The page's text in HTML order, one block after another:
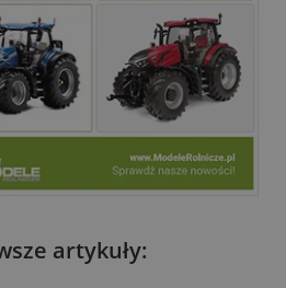
artykuły: